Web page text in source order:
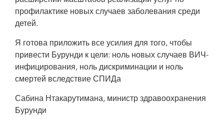
профилактике новых случаев заболевания среди
детей.
Я готова приложить все усилия для того, чтобы
привести Бурунди к цели: ноль новых случаев ВИЧ-
инфицирования, ноль дискриминации и ноль
смертей вследствие СПИДа
Сабина Нтакарутимана, министр здравоохранения
Бурунди